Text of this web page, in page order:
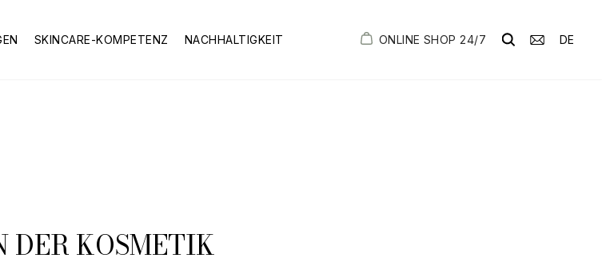
SKINCARE-KOMPETENZ NACHHALTIGKEIT ONLINE SHOP 24/7 DE
DER KOSMETIK